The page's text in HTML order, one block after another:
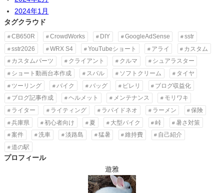
2024年1月
タグクラウド
CB650R CrowdWorks DIY GoogleAdSense
sstr
sstr2026
WRX S4 YouTubeショート アライ
カスタム
カスタムパーツ
クライアント クルマ
シュアラスター
ショート動画台本作成
スバル ソフトクリーム
タイヤ
ツーリング
バイク バッグ ピレリ
ブログ収益化
ブログ記事作成
ヘルメット メンテナンス
モリワキ
ライター
ライティング ラパイドネオ ラーメン
保険
兵庫県
初心者向け 夏 大型バイク 峠
暑さ対策
案件
洗車 淡路島 猛暑 維持費
自己紹介
道の駅
プロフィール
遊雅